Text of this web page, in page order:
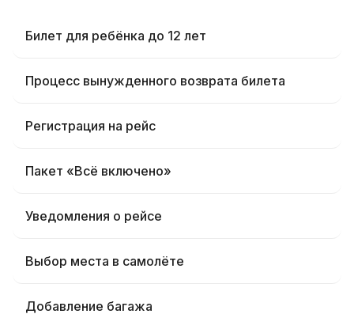
Билет для ребёнка до 12 лет
Процесс вынужденного возврата билета
Регистрация на рейс
Пакет «Всё включено»
Уведомления о рейсе
Выбор места в самолёте
Добавление багажа